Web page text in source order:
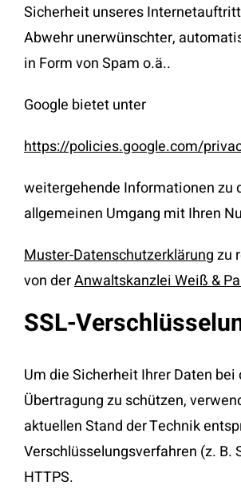
Sicherheit unseres
Abwehr unerwünschter,
in Form von Spam o.ä..
Google bietet unter
https://policies.google.com/
weitergehende Informationen zu
allgemeinen Umgang mit Ihren
Muster-Datenschutzerklärungzu
von derAnwaltskanzlei Weiß &
SSL-
Um die Sicherheit Ihrer Daten bei
Übertragung zu schützen,
aktuellen Stand der Technik
Verschlüsselungsverfahren (z. B.
HTTPS.